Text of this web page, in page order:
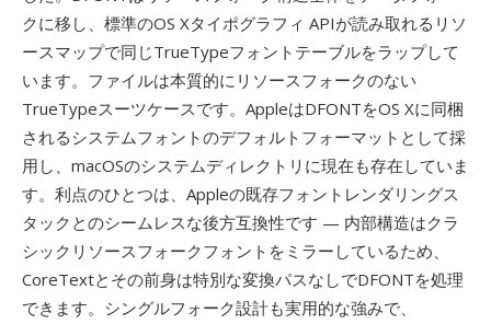
クに移し、標準のOS Xタイポグラフィ APIが読み取れるリソ
ースマップで同じTrueTypeフォントテーブルをラップして
います。ファイルは本質的にリソースフォークのない
TrueTypeスーツケースです。AppleはDFONTをOS Xに同梱
されるシステムフォントのデフォルトフォーマットとして採
用し、macOSのシステムディレクトリに現在も存在していま
す。利点のひとつは、Appleの既存フォントレンダリングス
タックとのシームレスな後方互換性です — 内部構造はクラ
シックリソースフォークフォントをミラーしているため、
CoreTextとその前身は特別な変換パスなしでDFONTを処理
できます。シングルフォーク設計も実用的な強みで、